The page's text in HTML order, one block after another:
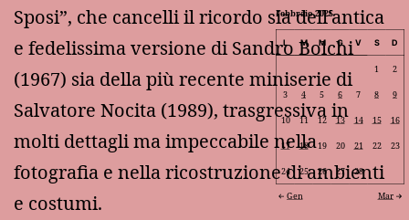
Sposi”, che cancelli il ricordo sia dell’antica
e fedelissima versione di Sandro Bolchi
(1967) sia della più recente miniserie di
Salvatore Nocita (1989), trasgressiva in
molti dettagli ma impeccabile nella
fotografia e nella ricostruzione di ambienti
e costumi.
Febbraio 2025
L M M G V S D
1 2
3 4 5 6 7 8 9
10 11 12 13 14 15 16
17 18 19 20 21 22 23
24 25 26 27 28
Gen Mar